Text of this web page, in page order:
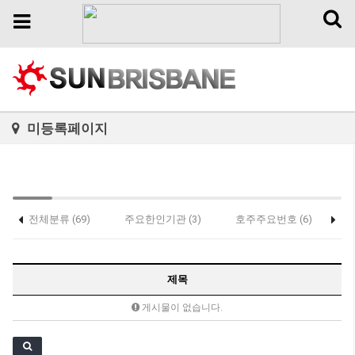
Toggle
Toggle
미등록페이지
전체분류 (69) 주요한인기관 (3) 호주주요번호 (6)
제목
게시물이 없습니다.